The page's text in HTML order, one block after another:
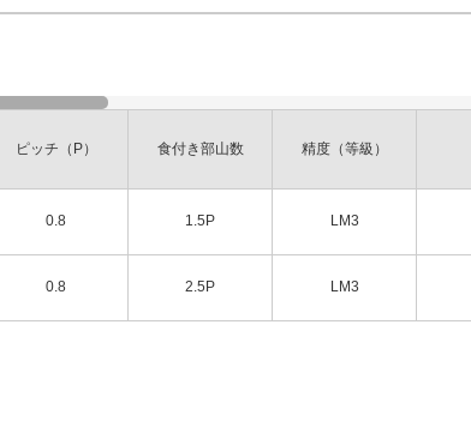
ピッチ（P） 食付き部山数 精度（等級）
0.8 1.5P LM3
0.8 2.5P LM3